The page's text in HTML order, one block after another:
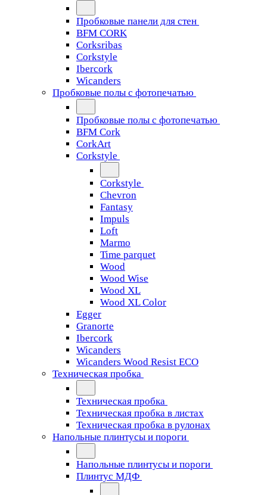
Пробковые панели для стен
BFM CORK
Corksribas
Corkstyle
Ibercork
Wicanders
Пробковые полы с фотопечатью
Пробковые полы с фотопечатью
BFM Cork
CorkArt
Corkstyle
Corkstyle
Chevron
Fantasy
Impuls
Loft
Marmo
Time parquet
Wood
Wood Wise
Wood XL
Wood XL Color
Egger
Granorte
Ibercork
Wicanders
Wicanders Wood Resist ECO
Техническая пробка
Техническая пробка
Техническая пробка в листах
Техническая пробка в рулонах
Напольные плинтусы и пороги
Напольные плинтусы и пороги
Плинтус МДФ